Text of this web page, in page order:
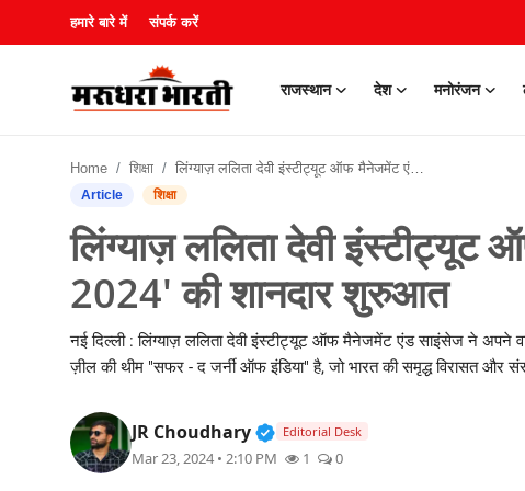
हमारे बारे में संपर्क करें
राजस्थान देश मनोरंजन
लाइफस्टाइल
Home शिक्षा लिंग्याज़ ललिता देवी इंस्टीट्यूट ऑफ मैनेजमेंट एंड साइंसेज : 'ज़ील 2024' की शानदार शुरुआत
Article शिक्षा
लिंग्याज़ ललिता देवी
2024' की शानदार शुरुआत
नई दिल्ली : लिंग्याज़ ललिता देवी इंस्टीट्यूट ऑफ मैनेजमेंट एंड साइंसेज ने अपने
ज़ील की थीम "सफर - द जर्नी ऑफ इंडिया" है, जो भारत की समृद्ध विरासत और
JR Choudhary Verified Public Figure • 30
Editorial Desk
Mar 23, 2024 • 2:10 PM 1 0